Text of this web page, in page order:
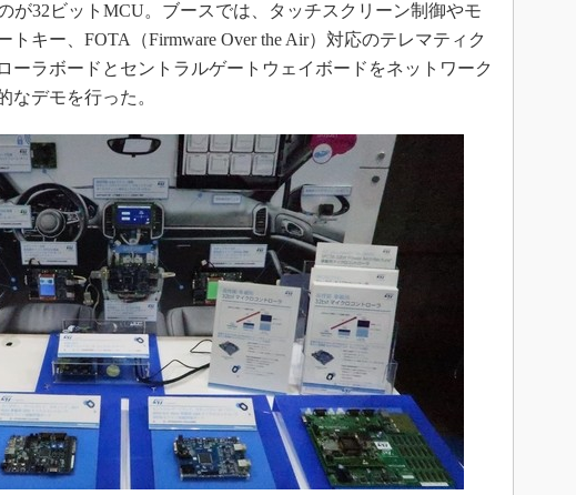
が32ビットMCU。ブースでは、タッチスクリーン制御やモ
トキー、FOTA（Firmware Over the Air）対応のテレマティク
ーラボードとセントラルゲートウェイボードをネットワーク
なデモを行った。